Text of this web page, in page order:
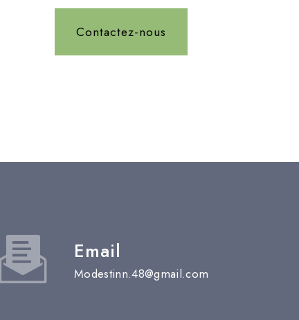
Contactez-nous
Email
modestinn.48@gmail.com